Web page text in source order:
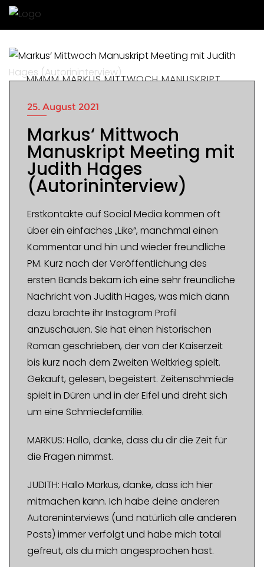
MMMM MARKUS MITTWOCH MANUSKRIPT
25. August 2021
Markus‘ Mittwoch
Manuskript Meeting mit
Judith Hages
(Autorininterview)
Erstkontakte auf Social Media kommen oft
über ein einfaches „Like“, manchmal einen
Kommentar und hin und wieder freundliche
PM. Kurz nach der Veröffentlichung des
ersten Bands bekam ich eine sehr freundliche
Nachricht von Judith Hages, was mich dann
dazu brachte ihr Instagram Profil
anzuschauen. Sie hat einen historischen
Roman geschrieben, der von der Kaiserzeit
bis kurz nach dem Zweiten Weltkrieg spielt.
Gekauft, gelesen, begeistert. Zeitenschmiede
spielt in Düren und in der Eifel und dreht sich
um eine Schmiedefamilie.
MARKUS: Hallo, danke, dass du dir die Zeit für
die Fragen nimmst.
JUDITH: Hallo Markus, danke, dass ich hier
mitmachen kann. Ich habe deine anderen
Autoreninterviews (und natürlich alle anderen
Posts) immer verfolgt und habe mich total
gefreut, als du mich angesprochen hast.